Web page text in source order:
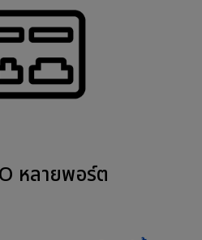
หลายพอร์ต